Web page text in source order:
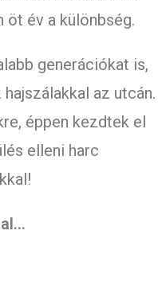
öt év a különbség.
generációkat is,
az utcán.
éppen kezdtek el
elleni harc